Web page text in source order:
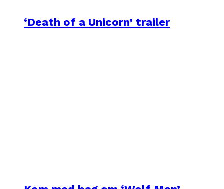
‘Death of a Unicorn’ trailer